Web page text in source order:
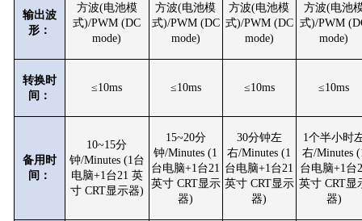
输出波
形：
方波(电池模
式)/PWM (DC
mode)
方波(电池模
式)/PWM (DC
mode)
方波(电池模
式)/PWM (DC
mode)
方波(电池
式)/PWM
mode)
转换时
间：
≤10ms ≤10ms ≤10ms ≤10ms
备用时
间：
10~15分
钟/Minutes (1台
电脑+1台21 英
寸 CRT显示器)
15~20分
钟/Minutes (1
台电脑+1台21
英寸 CRT显示
器)
30分钟左
右/Minutes (1
台电脑+1台21
英寸 CRT显示
器)
1个半小时
右/Minutes
台电脑+1台
英寸 CRT显
器)